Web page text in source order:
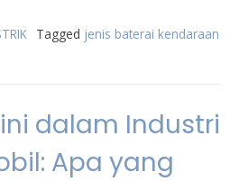
Tagged jenis baterai kendaraan
dalam Industri
Apa yang